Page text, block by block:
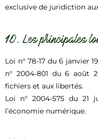
exclusive de juridiction
10. Les principales
Loi n° 78-17 du 6 janvier
n° 2004-801 du 6 août
fichiers et aux libertés.
Loi n° 2004-575 du 21
l’économie numérique.